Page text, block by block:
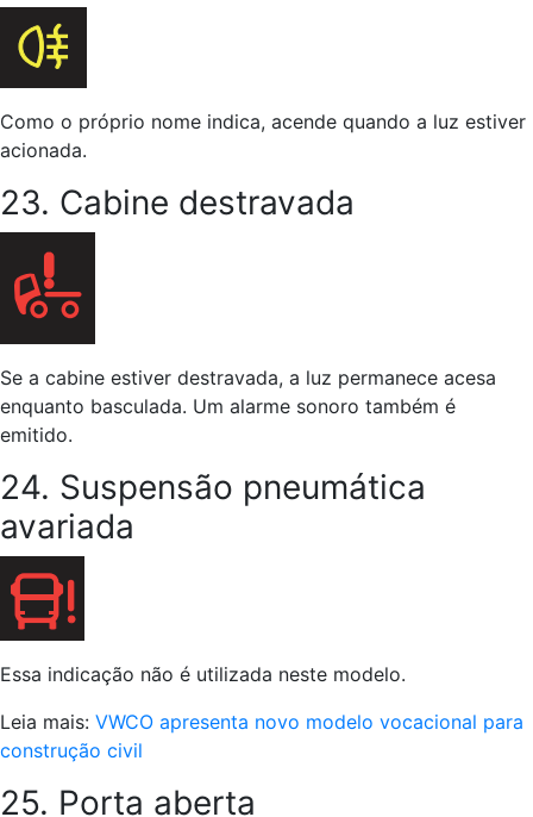
Como o próprio nome indica, acende quando a luz estiver
acionada.
23. Cabine destravada
Se a cabine estiver destravada, a luz permanece acesa
enquanto basculada. Um alarme sonoro também é
emitido.
24. Suspensão pneumática
avariada
Essa indicação não é utilizada neste modelo.
Leia mais: VWCO apresenta novo modelo vocacional para
construção civil
25. Porta aberta